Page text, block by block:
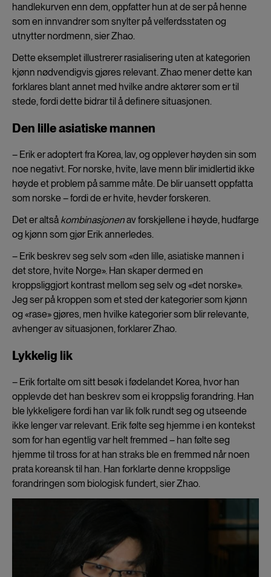
handlekurven enn dem, oppfatter hun at de ser på henne
som en innvandrer som snylter på velferdsstaten og
utnytter nordmenn, sier Zhao.
Dette eksemplet illustrerer rasialisering uten at kategorien
kjønn nødvendigvis gjøres relevant. Zhao mener dette kan
forklares blant annet med hvilke andre aktører som er til
stede, fordi dette bidrar til å definere situasjonen.
Den lille asiatiske mannen
– Erik er adoptert fra Korea, lav, og opplever høyden sin som
noe negativt. For norske, hvite, lave menn blir imidlertid ikke
høyde et problem på samme måte. De blir uansett oppfatta
som norske – fordi de er hvite, hevder forskeren.
Det er altså kombinasjonenav forskjellene i høyde, hudfarge
og kjønn som gjør Erik annerledes.
– Erik beskrev seg selv som «den lille, asiatiske mannen i
det store, hvite Norge». Han skaper dermed en
kroppsliggjort kontrast mellom seg selv og «det norske».
Jeg ser på kroppen som et sted der kategorier som kjønn
og «rase» gjøres, men hvilke kategorier som blir relevante,
avhenger av situasjonen, forklarer Zhao.
Lykkelig lik
– Erik fortalte om sitt besøk i fødelandet Korea, hvor han
opplevde det han beskrev som ei kroppslig forandring. Han
ble lykkeligere fordi han var lik folk rundt seg og utseende
ikke lenger var relevant. Erik følte seg hjemme i en kontekst
som for han egentlig var helt fremmed – han følte seg
hjemme til tross for at han straks ble en fremmed når noen
prata koreansk til han. Han forklarte denne kroppslige
forandringen som biologisk fundert, sier Zhao.